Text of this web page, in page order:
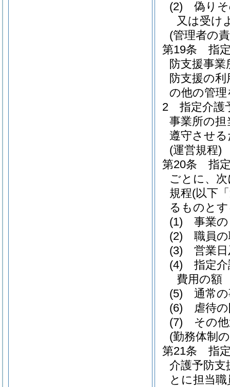
(2)
偽り
又は受け
(管理者の
第19条
指
防支援事
防支援の
の他の管
2
指定介護
事業所の
遵守させ
(運営規程)
第20条
指
ごとに、
規程(以下
るものと
(1)
事業
(2)
職員
(3)
営業
(4)
指定
費用の額
(5)
通常
(6)
虐待
(7)
その
(勤務体制
第21条
指
介護予防
とに担当